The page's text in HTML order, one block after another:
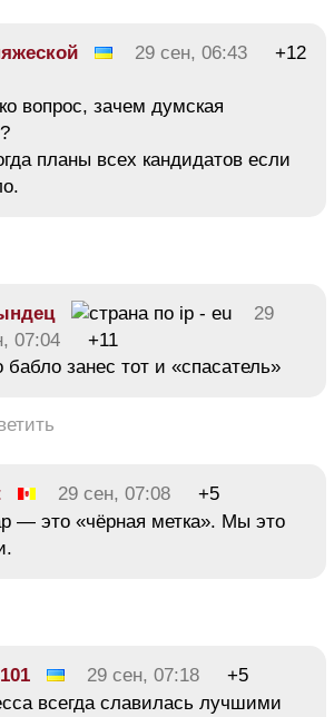
29 сен, 06:43 +12
вопрос, зачем думская
планы всех кандидатов если
29
07:04
+11
бабло занес тот и «спасатель»
29 сен, 07:08
+5
— это «чёрная метка». Мы это
29 сен, 07:18
+5
всегда славилась лучшими